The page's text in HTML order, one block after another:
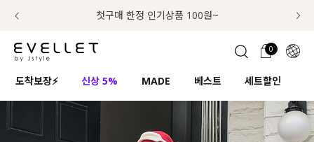
📢 8월 여름휴무 배송안내
추가금 NO! 오늘주문 오늘도착 보장 배송서비스 🚚
첫구매 한정 인기상품 100원~
럭키 이룰렛 최대 30% OFF + 100% 당첨
0
도착보장⚡ 신상 5% MADE 베스트 세트할인
ENG
JP
콘텐츠 리뷰 & 혜택 회원혜택